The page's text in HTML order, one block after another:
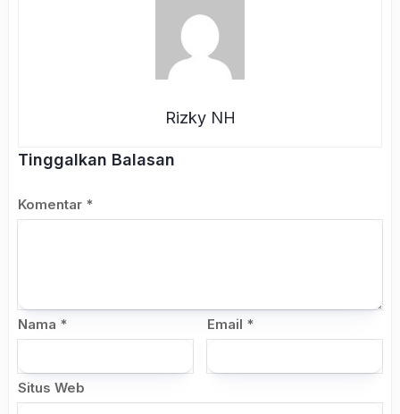
Rizky NH
Tinggalkan Balasan
Komentar *
Nama * Email *
Situs Web